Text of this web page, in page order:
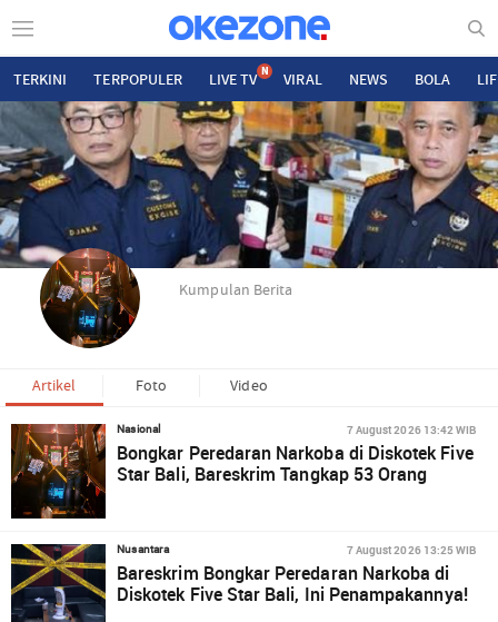
TERKINI TERPOPULER LIVE TV N VIRAL NEWS BOLA
Kumpulan Berita
Artikel Foto Video
Nasional 7 August 2026 13:42 WIB
Bongkar Peredaran Narkoba di Diskotek Five
Star Bali, Bareskrim Tangkap 53 Orang
Nusantara 7 August 2026 13:25 WIB
Bareskrim Bongkar Peredaran Narkoba di
Diskotek Five Star Bali, Ini Penampakannya!